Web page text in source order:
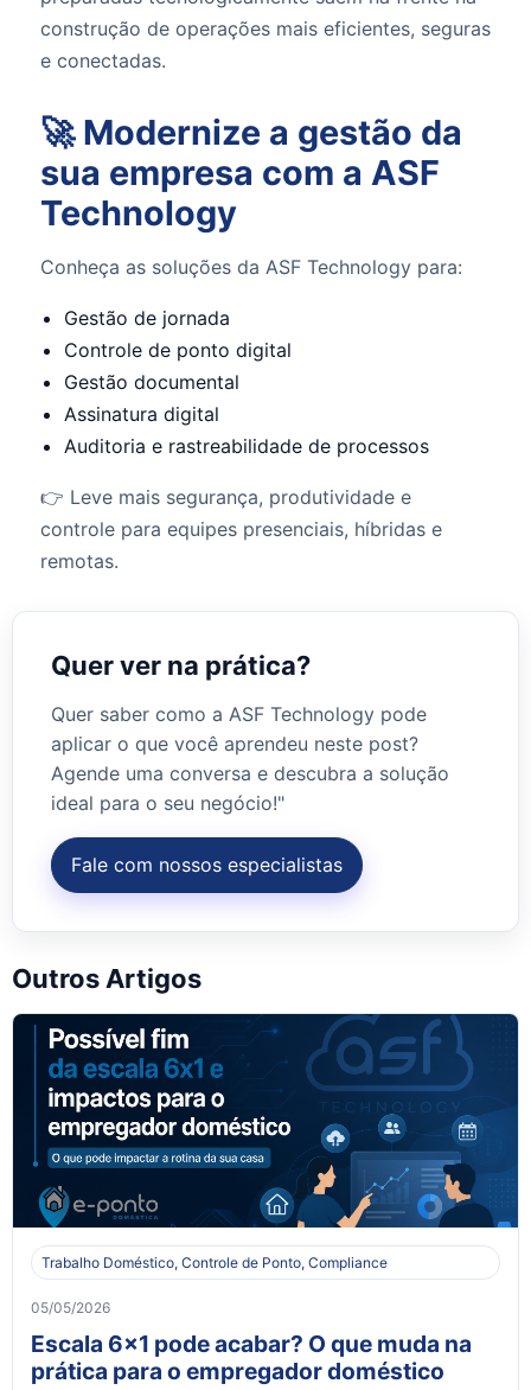
construção de operações mais eficientes, seguras
e conectadas.
🚀 Modernize a gestão da
sua empresa com a ASF
Technology
Conheça as soluções da ASF Technology para:
Gestão de jornada
Controle de ponto digital
Gestão documental
Assinatura digital
Auditoria e rastreabilidade de processos
👉 Leve mais segurança, produtividade e
controle para equipes presenciais, híbridas e
remotas.
Quer ver na prática?
Quer saber como a ASF Technology pode
aplicar o que você aprendeu neste post?
Agende uma conversa e descubra a solução
ideal para o seu negócio!"
Fale com nossos especialistas
Outros Artigos
Trabalho Doméstico, Controle de Ponto, Compliance
05/05/2026
Escala 6x1 pode acabar? O que muda na
prática para o empregador doméstico